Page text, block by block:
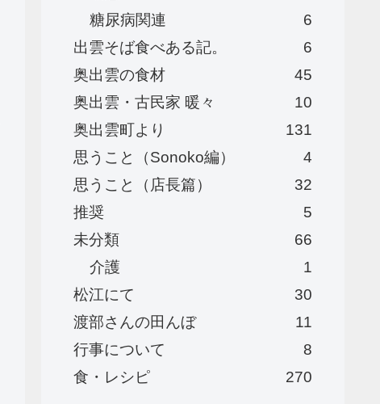
糖尿病関連
6
出雲そば食べある記。
6
奥出雲の食材
45
奥出雲・古民家 暖々
10
奥出雲町より
131
思うこと（Sonoko編）
4
思うこと（店長篇）
32
推奨
5
未分類
66
介護
1
松江にて
30
渡部さんの田んぼ
11
行事について
8
食・レシピ
270